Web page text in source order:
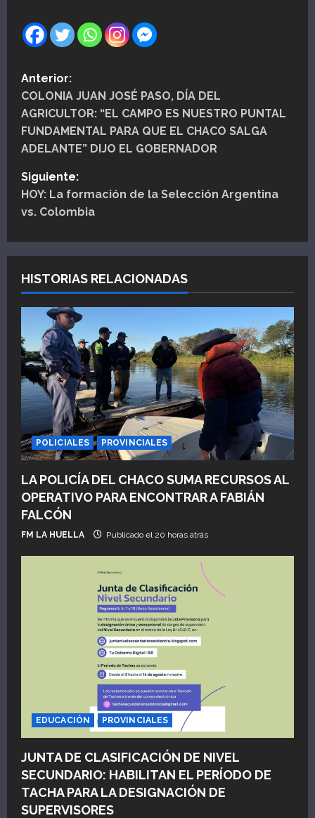
N
a
v
g
a
c
i
ó
n
d
e
e
n
t
r
a
Anterior:
COLONIA JUAN JOSÉ PASO, DÍA DEL
AGRICULTOR: “EL CAMPO ES NUESTRO PUNTAL
FUNDAMENTAL PARA QUE EL CHACO SALGA
ADELANTE” DIJO EL GOBERNADOR
Siguiente:
HOY: La formación de la Selección Argentina
vs. Colombia
HISTORIAS RELACIONADAS
POLICIALES PROVINCIALES
LA POLICÍA DEL CHACO SUMA RECURSOS AL
OPERATIVO PARA ENCONTRAR A FABIÁN
FALCÓN
FM LA HUELLA Publicado el 20 horas atrás
EDUCACIÓN PROVINCIALES
JUNTA DE CLASIFICACIÓN DE NIVEL
SECUNDARIO: HABILITAN EL PERÍODO DE
TACHA PARA LA DESIGNACIÓN DE
SUPERVISORES